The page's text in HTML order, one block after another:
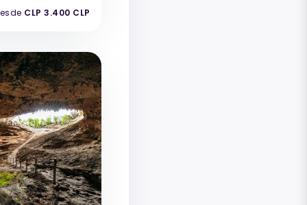
CLP 3.400 CLP